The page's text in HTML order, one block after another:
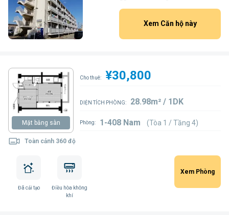
Xem Căn hộ này
Mặt bằng sàn
Toàn cảnh 360 độ
Cho thuê: ¥30,800
DIỆN TÍCH PHÒNG: 28.98m² / 1DK
Phòng: 1-408 Nam (Tòa 1 / Tầng 4)
Đã cải tạo
Điều hòa không
khí
Xem Phòng